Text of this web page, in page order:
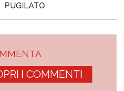
PUGILATO
I COMMENTI